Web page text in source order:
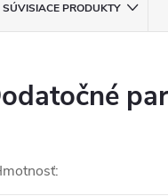
SÚVISIACE PRODUKTY
: